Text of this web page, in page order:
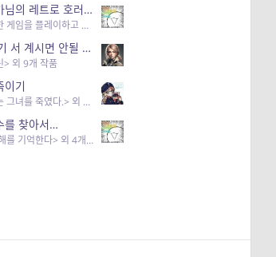
이규락 작가님의 레트로 호러 리뷰
플레이하고 있어> 외 3개 작품
선생님, 거기 서 계시면 안될 것 같은데요-역할 클리셰를 비튼 작품들
> 외 9개 작품
이기
녀를 죽였다.> 외 1개 작품
를 찾아서…
기억한다> 외 4개 작품